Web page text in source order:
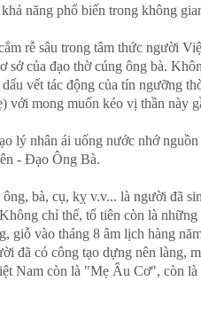
năng phổ biến trong không
rễ sâu trong tâm thức người
của đạo thờ cúng ông bà.
vết tác động của tín ngưỡng
với mong muốn kéo vị thần này
lý nhân ái uống nước nhớ
- Đạo Ông Bà.
bà, cụ, kỵ v.v... là người đã
chỉ thế, tổ tiên còn là
giỗ vào tháng 8 âm lịch hàng
đã có công tạo dựng nên làng,
Nam còn là "Mẹ Âu Cơ", còn